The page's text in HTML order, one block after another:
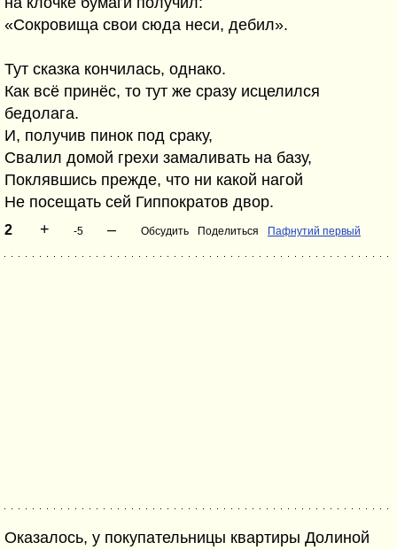
«Сокровища свои сюда неси, дебил».
Тут сказка кончилась, однако.
Как всё принёс, то тут же сразу исцелился
бедолага.
И, получив пинок под сраку,
Свалил домой грехи замаливать на базу,
Поклявшись прежде, что ни какой нагой
Не посещать сей Гиппократов двор.
2 + -5 – Обсудить Поделиться Пафнутий первый
Оказалось, у покупательницы квартиры Долиной